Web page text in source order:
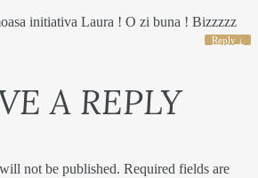
initiativa Laura ! O zi buna ! Bizzzzz
Reply ↓
A REPLY
not be published. Required fields are